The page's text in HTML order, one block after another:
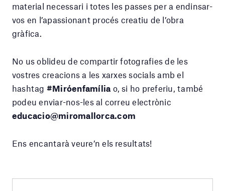
material necessari i totes les passes per a endinsar-
vos en l’apassionant procés creatiu de l’obra
gràfica.
No us oblideu de compartir fotografies de les
vostres creacions a les xarxes socials amb el
hashtag #Miróenfamília o, si ho preferiu, també
podeu enviar-nos-les al correu electrònic
educacio@miromallorca.com
Ens encantarà veure’n els resultats!